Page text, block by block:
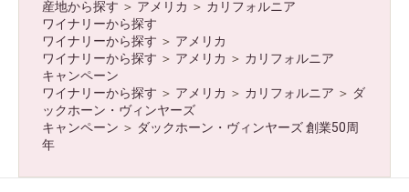
産地から探す ＞ アメリカ ＞ カリフォルニア
ワイナリーから探す
ワイナリーから探す ＞ アメリカ
ワイナリーから探す ＞ アメリカ ＞ カリフォルニア
キャンペーン
ワイナリーから探す ＞ アメリカ ＞ カリフォルニア ＞ ダ
ックホーン・ヴィンヤーズ
キャンペーン ＞ ダックホーン・ヴィンヤーズ 創業50周
年